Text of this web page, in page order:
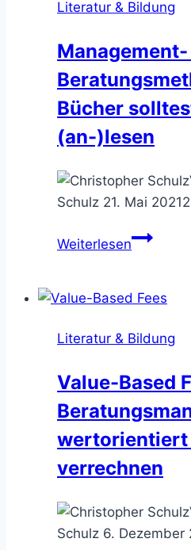
Kunden
Literatur & Bildung
Management-
Bücher
(an-)lesen
Schulz 21. Mai 2021
Weiterlesen
–
Bücher
Du
(an-)lesen
Literatur & Bildung
Value-Based
wertorientiert
verrechnen
Schulz 6. Dezember